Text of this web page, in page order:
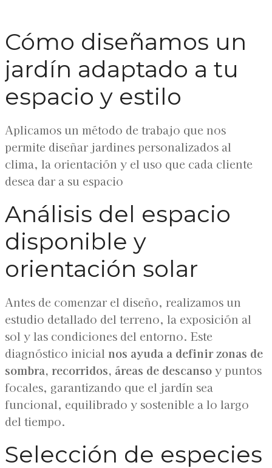
Cómo diseñamos un
jardín adaptado a tu
espacio y estilo
Aplicamos un método de trabajo que nos
permite diseñar jardines personalizados al
clima, la orientación y el uso que cada cliente
desea dar a su espacio
Análisis del espacio
disponible y
orientación solar
Antes de comenzar el diseño, realizamos un
estudio detallado del terreno, la exposición al
sol y las condiciones del entorno. Este
diagnóstico inicial nos ayuda a definir zonas de
sombra, recorridos, áreas de descansoy puntos
focales, garantizando que el jardín sea
funcional, equilibrado y sostenible a lo largo
del tiempo.
Selección de especies